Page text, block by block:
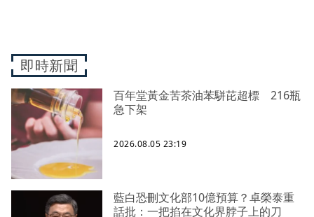
即時新聞
百年堂黃金苦茶油苯駢芘超標 216瓶
急下架
2026.08.05 23:19
藍白恐刪文化部10億預算？卓榮泰重
話批：一把掐在文化界脖子上的刀